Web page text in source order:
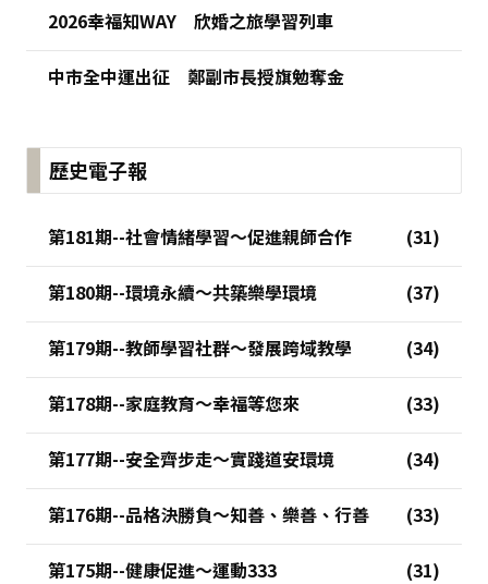
2026幸福知WAY 欣婚之旅學習列車
中市全中運出征 鄭副市長授旗勉奪金
歷史電子報
第181期--社會情緒學習～促進親師合作
第180期--環境永續～共築樂學環境
第179期--教師學習社群～發展跨域教學
第178期--家庭教育～幸福等您來
第177期--安全齊步走～實踐道安環境
第176期--品格決勝負～知善、樂善、行善
第175期--健康促進～運動333